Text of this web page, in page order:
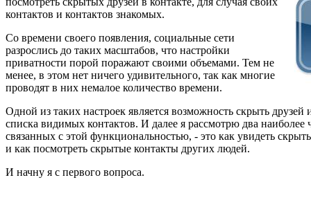
контактов и контактов знакомых.
Со времени своего появления, социальные сети
разрослись до таких масштабов, что настройки
приватности порой поражают своими объемами. Тем не
менее, в этом нет ничего удивительного, так как многие
проводят в них немалое количество времени.
Одной из таких настроек является возможность скрыть друзей
списка видимых контактов. И далее я рассмотрю два наиболее
связанных с этой функциональностью, - это как увидеть
и как посмотреть скрытые контакты других людей.
И начну я с первого вопроса.